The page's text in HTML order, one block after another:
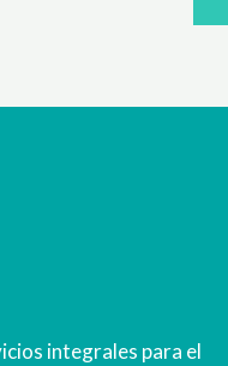
integrales para el